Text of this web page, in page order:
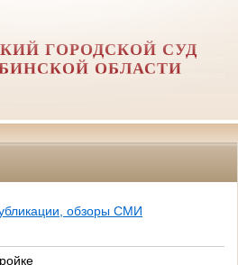
ГОРОДСКОЙ СУД
ОБЛАСТИ
обзоры СМИ